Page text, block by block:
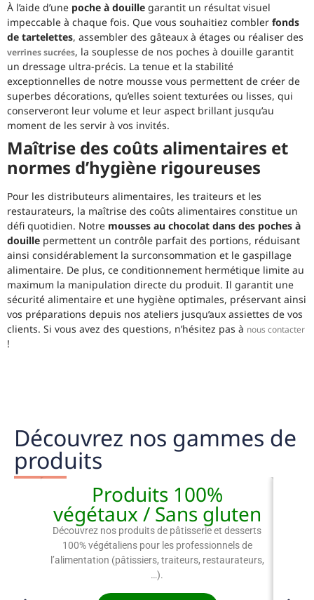
À l’aide d’une poche à douille garantit un résultat visuel
impeccable à chaque fois. Que vous souhaitiez combler fonds
de tartelettes, assembler des gâteaux à étages ou réaliser des
verrines sucrées, la souplesse de nos poches à douille garantit
un dressage ultra-précis. La tenue et la stabilité
exceptionnelles de notre mousse vous permettent de créer de
superbes décorations, qu’elles soient texturées ou lisses, qui
conserveront leur volume et leur aspect brillant jusqu’au
moment de les servir à vos invités.
Maîtrise des coûts alimentaires et
normes d’hygiène rigoureuses
Pour les distributeurs alimentaires, les traiteurs et les
restaurateurs, la maîtrise des coûts alimentaires constitue un
défi quotidien. Notre mousses au chocolat dans des poches à
douille permettent un contrôle parfait des portions, réduisant
ainsi considérablement la surconsommation et le gaspillage
alimentaire. De plus, ce conditionnement hermétique limite au
maximum la manipulation directe du produit. Il garantit une
sécurité alimentaire et une hygiène optimales, préservant ainsi
vos préparations depuis nos ateliers jusqu’aux assiettes de vos
clients. Si vous avez des questions, n’hésitez pas à nous contacter
!
Découvrez nos gammes de
produits
Produits 100%
végétaux / Sans gluten
Découvrez nos produits de pâtisserie et desserts
100% végétaliens pour les professionnels de
l’alimentation (pâtissiers, traiteurs, restaurateurs,
…).